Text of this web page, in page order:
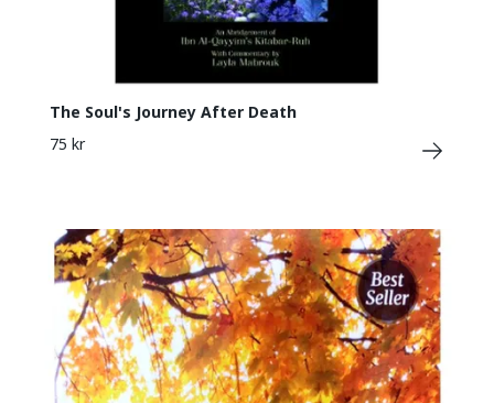
The Soul's Journey After Death
75 kr